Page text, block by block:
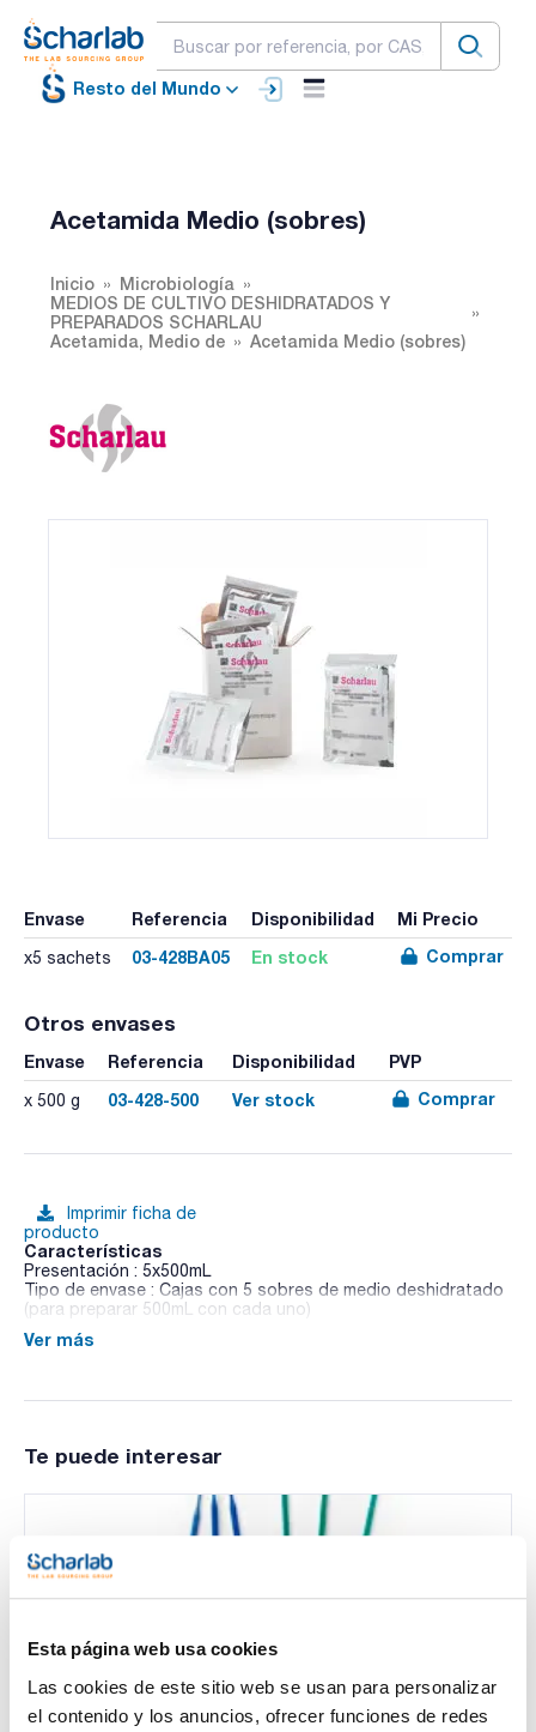
Esta página web usa cookies
Las cookies de este sitio web se usan para personalizar
el contenido y los anuncios, ofrecer funciones de redes
Resto del Mundo
Acetamida Medio (sobres)
Inicio
Microbiología
MEDIOS DE CULTIVO DESHIDRATADOS Y
PREPARADOS SCHARLAU
Acetamida, Medio de
Acetamida Medio (sobres)
Envase Referencia Disponibilidad Mi Precio
x5 sachets 03-428BA05 En stock Comprar
Otros envases
Envase Referencia Disponibilidad PVP
x 500 g 03-428-500 Ver stock Comprar
Imprimir ficha de
producto
Características
Presentación : 5x500mL
Tipo de envase : Cajas con 5 sobres de medio deshidratado
(para preparar 500mL con cada uno)
03-428
aeruginosa en aguas de acuerdo a la norma ISO 16266 y
Ver más
Te puede interesar